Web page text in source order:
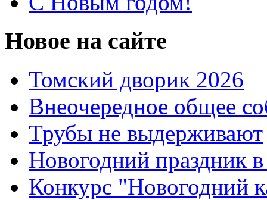
Новое на сайте
Томский дворик 2026
Внеочередное общее
Трубы не выдерживают
Новогодний праздник
Конкурс "Новогодний